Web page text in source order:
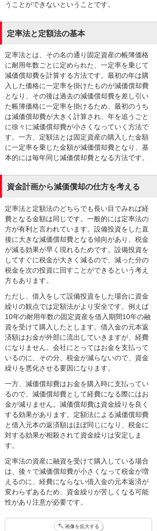
うことができないということです。
定率法と定額法の基本
定率法とは、その名の通り固定資産の帳簿価格
に耐用年数ごとに定められた、一定率を乗じて
減価償却費を計算する方法です。最初の年は購
入した価格に一定率を掛けたものが減価償却費
となり、その後は過去の減価償却費を差し引い
た帳簿価格に一定率を掛けるため、最初のうち
は減価償却費が大きく計算され、年を追うごと
に徐々に減価償却費が小さくなっていく方法で
す。一方、定額法とは固定資産の購入した金額
に一定率を乗じた金額が減価償却費となり、基
本的には毎年同じ減価償却費となる方法です。
資金計画から減価償却の仕方を考える
定率法と定額法のどちらでも長い目でみれば経
費となる金額は同じです。一般的には定率法の
方が有利と言われています。設備投資をした直
後に大きな減価償却費となる傾向があり、税金
が減る効果が早く現れるためです。設備投資を
してすぐに税金が大きく減るので、減った分の
税金を次の投資に回すことができるという考え
方もあります。
ただし、借入をして設備投資をした場合に資金
繰りの観点では定額法がより安全です。例えば
10年の耐用年数の固定資産を借入期間10年の融
資を受けて購入したとします。借入金の元本返
済額はお金が外部に流出していきますが、経費
になりません。会社にとってはお金を支払って
いるのに、その分、税金が減らないので、資金
繰りを悪化させる要因になります。
一方、減価償却費はお金を購入時に支払ってい
るので、減価償却費として経費になる際にはお
金が減りません。減価償却費は資金繰りを良く
する効果があります。定額法による減価償却費
と借入元本の返済額はほぼ同じになり、税金に
対する効果が相殺されて資金繰りは安定しま
す。
定率法の資産に融資を受けて購入している場合
は、後々で減価償却費が小さくなって税金が増
えるのに、経費にならない借入金の元本返済が
変わらずあるため、資金繰りが苦しくなる可能
性があり注意が必要です。
画像を拡大する